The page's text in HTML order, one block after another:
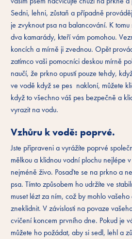
Sedni, lehni, zůstaň a případně
je zvyknout psa na balancování. K
dva kamarády, kteří vám pomohou.
koncích a mírně ji zvednou. Opět
zatímco vaši pomocníci deskou mírně
naučí, že prkno opustí pouze tehdy,
ve vodě když se pes nakloní, můžete
když to všechno váš pes bezpečně a
vyrazit na vodu.
Vzhůru k vodě: poprvé.
Jste připraveni a vyrážíte poprvé
mělkou a klidnou vodní plochu nejlépe
nejméně živo. Posaďte se na prkno a
psa. Tímto způsobem ho udržíte ve
muset lézt za ním, což by mohlo
zneklidnit. V závislosti na povaze
cvičení koncem prvního dne. Pokud je
můžete ho požádat, aby si sedl, lehl a